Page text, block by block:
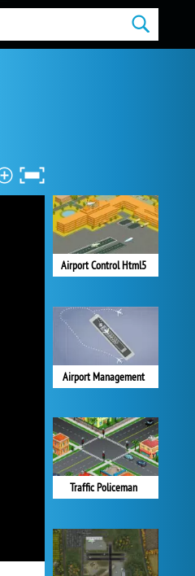
Airport Control Html5
Airport Management
Traffic Policeman